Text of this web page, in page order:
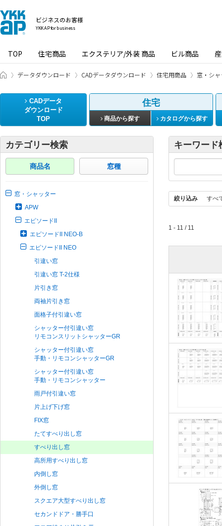
ビジネスのお客様
YKK AP for business
TOP 住宅商品 エクステリア/外装 商品 ビル商品
ビジネスのお客様 HOME
データダウンロード CADデータダウンロード 住宅用商品 窓・シ
CADデータ
ダウンロード
TOP
住宅
商品から探す カタログから探す
カテゴリー検索
商品名 窓種
窓・シャッター
APW
エピソードII
エピソードII NEO-B
エピソードII NEO
引違い窓
引違い窓 T-2仕様
片引き窓
両袖片引き窓
面格子付引違い窓
シャッター付引違い窓
リモコンスリットシャッターGR
シャッター付引違い窓
手動・リモコンシャッターGR
シャッター付引違い窓
手動・リモコンシャッター
雨戸付引違い窓
片上げ下げ窓
FIX窓
たてすべり出し窓
すべり出し窓
高所用すべり出し窓
内倒し窓
外倒し窓
スクエア大型すべり出し窓
セカンドドア・勝手口
キーワード
絞り込み すべ
1 - 11 / 11